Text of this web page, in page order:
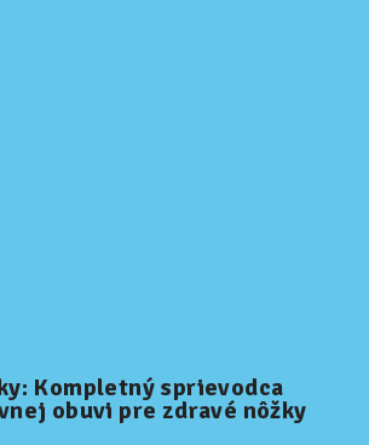
Kompletný sprievodca
obuvi pre zdravé nôžky